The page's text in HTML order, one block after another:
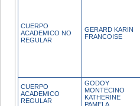
CUERPO
ACADEMICO NO
REGULAR
GERARD KARIN
FRANCOISE
CUERPO
ACADEMICO
REGULAR
GODOY
MONTECINO
KATHERINE
PAMELA